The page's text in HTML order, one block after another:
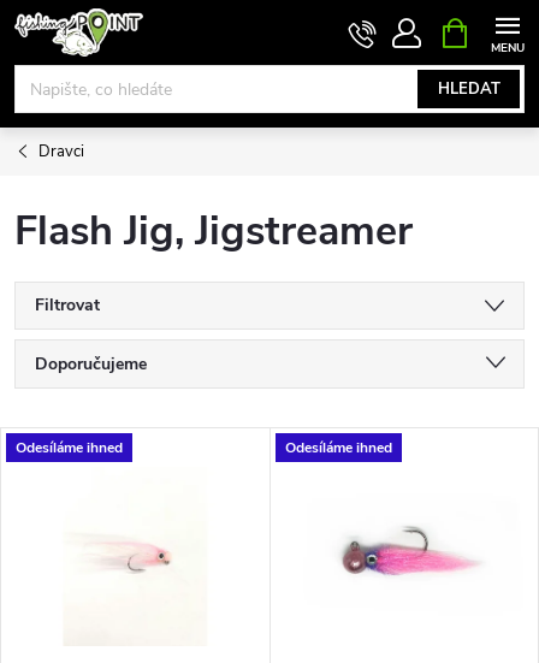
Přejít
obsah
HLEDAT
NÁKUPNÍ
KOŠÍK
Dravci
Flash Jig, Jigstreamer
Filtrovat
Ř
a
Doporučujeme
Nejdražší
V
Odesíláme ihned Odesíláme ihned